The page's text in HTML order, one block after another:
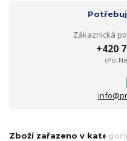
Zákaznická
+420
(Po-
Zboží zařazeno v